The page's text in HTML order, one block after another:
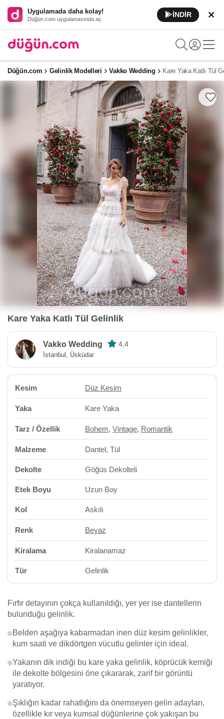
Uygulamada daha kolay!
Düğün.com uygulamasında aç
İNDİR
Düğün.com Gelinlik Modelleri Vakko Wedding Kare Yaka Katlı Tül
Kare Yaka Katlı Tül Gelinlik
Vakko Wedding 4,4
İstanbul, Üsküdar
Kesim Düz Kesim
Yaka Kare Yaka
Tarz / Özellik Bohem, Vintage, Romantik
Malzeme Dantel, Tül
Dekolte Göğüs Dekolteli
Etek Boyu Uzun Boy
Kol Askılı
Renk Beyaz
Kiralama Kiralanamaz
Tür Gelinlik
Fırfır detayının çokça kullanıldığı, yer yer ise dantellerin
bulunduğu gelinlik.
Belden aşağıya kabarmadan inen düz kesim gelinlikler,
kum saati ve dikdörtgen vücutlu gelinler için ideal.
Yakanın dik indiği bu kare yaka gelinlik, köprücük kemiği
ile dekolte bölgesini öne çıkararak, zarif bir görüntü
yaratıyor.
Şıklığın kadar rahatlığını da önemseyen gelin adayları,
özellikle kır veya kumsal düğünlerine çok yakışan bu